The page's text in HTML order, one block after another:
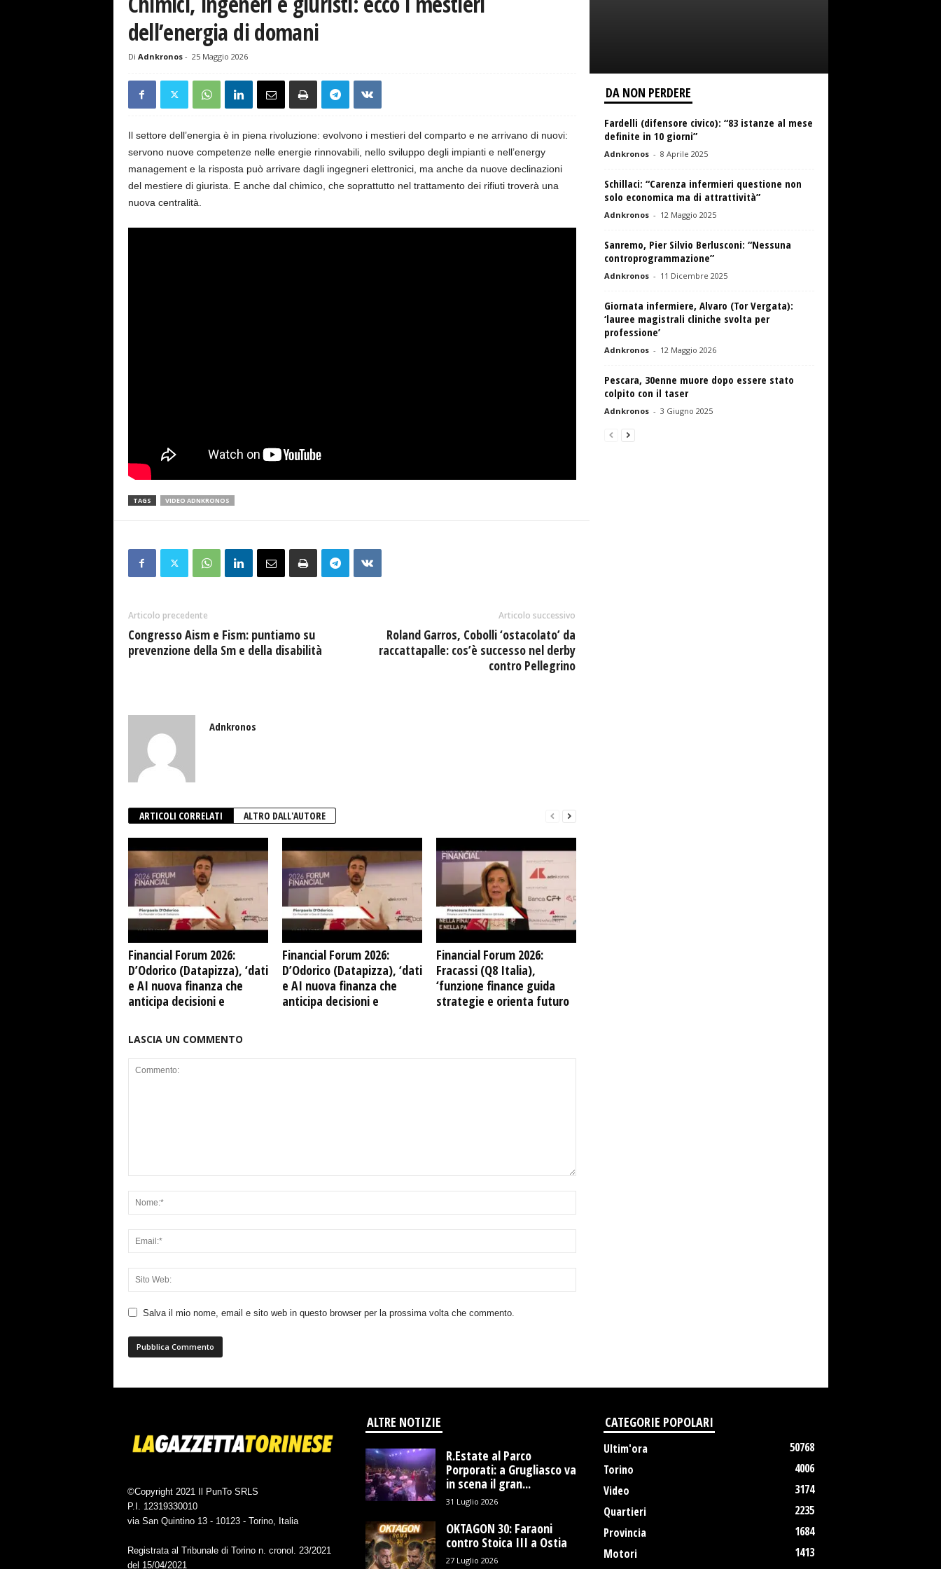
dell’energia di domani
Di Adnkronos- 25 Maggio 2026
Il settore dell’energia è in piena rivoluzione: evolvono i mestieri del comparto e ne arrivano di nuovi:
servono nuove competenze nelle energie rinnovabili, nello sviluppo degli impianti e nell’energy
management e la risposta può arrivare dagli ingegneri elettronici, ma anche da nuove declinazioni
del mestiere di giurista. E anche dal chimico, che soprattutto nel trattamento dei rifiuti troverà una
nuova centralità.
TAGS VIDEO ADNKRONOS
Articolo precedente
Congresso Aism e Fism: puntiamo su
prevenzione della Sm e della disabilità
Articolo successivo
Roland Garros, Cobolli ‘ostacolato’ da
raccattapalle: cos’è successo nel derby
contro Pellegrino
Adnkronos
ARTICOLI CORRELATI ALTRO DALL'AUTORE
Financial Forum 2026:
D’Odorico (Datapizza), ‘dati
e AI nuova finanza che
anticipa decisioni e
Financial Forum 2026:
D’Odorico (Datapizza), ‘dati
e AI nuova finanza che
anticipa decisioni e
Financial Forum 2026:
Fracassi (Q8 Italia),
‘funzione finance guida
strategie e orienta futuro
LASCIA UN COMMENTO
Salva il mio nome, email e sito web in questo browser per la prossima volta che commento.
DA NON PERDERE
Fardelli (difensore civico): “83 istanze al mese
definite in 10 giorni”
Adnkronos - 8 Aprile 2025
Schillaci: “Carenza infermieri questione non
solo economica ma di attrattività”
Adnkronos - 12 Maggio 2025
Sanremo, Pier Silvio Berlusconi: “Nessuna
controprogrammazione”
Adnkronos - 11 Dicembre 2025
Giornata infermiere, Alvaro (Tor Vergata):
‘lauree magistrali cliniche svolta per
professione’
Adnkronos - 12 Maggio 2026
Pescara, 30enne muore dopo essere stato
colpito con il taser
Adnkronos - 3 Giugno 2025
©Copyright 2021 Il PunTo SRLS
P.I. 12319330010
via San Quintino 13 - 10123 - Torino, Italia
Registrata al Tribunale di Torino n. cronol. 23/2021
del 15/04/2021
ALTRE NOTIZIE
R.Estate al Parco
Porporati: a Grugliasco va
in scena il gran...
31 Luglio 2026
OKTAGON 30: Faraoni
contro Stoica III a Ostia
27 Luglio 2026
CATEGORIE POPOLARI
Ultim'ora
50768
Torino
4006
Video
3174
Quartieri
2235
Provincia
1684
Motori
1413